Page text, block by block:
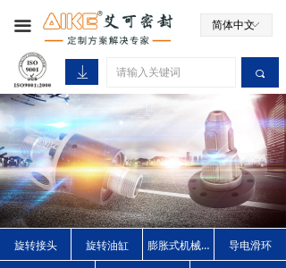
ꀅ
简体中文
ꄈ
끀
끠
旋转接头 旋转油缸 膨胀式机械夹头 导电滑环